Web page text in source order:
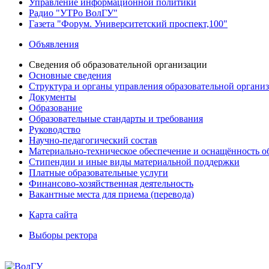
Управление информационной политики
Радио "УТРо ВолГУ"
Газета "Форум. Университетский проспект,100"
Объявления
Сведения об образовательной организации
Основные сведения
Структура и органы управления образовательной
Документы
Образование
Образовательные стандарты и требования
Руководство
Научно-педагогический состав
Материально-техническое обеспечение и оснащённость
Стипендии и иные виды материальной поддержки
Платные образовательные услуги
Финансово-хозяйственная деятельность
Вакантные места для приема (перевода)
Карта сайта
Выборы ректора